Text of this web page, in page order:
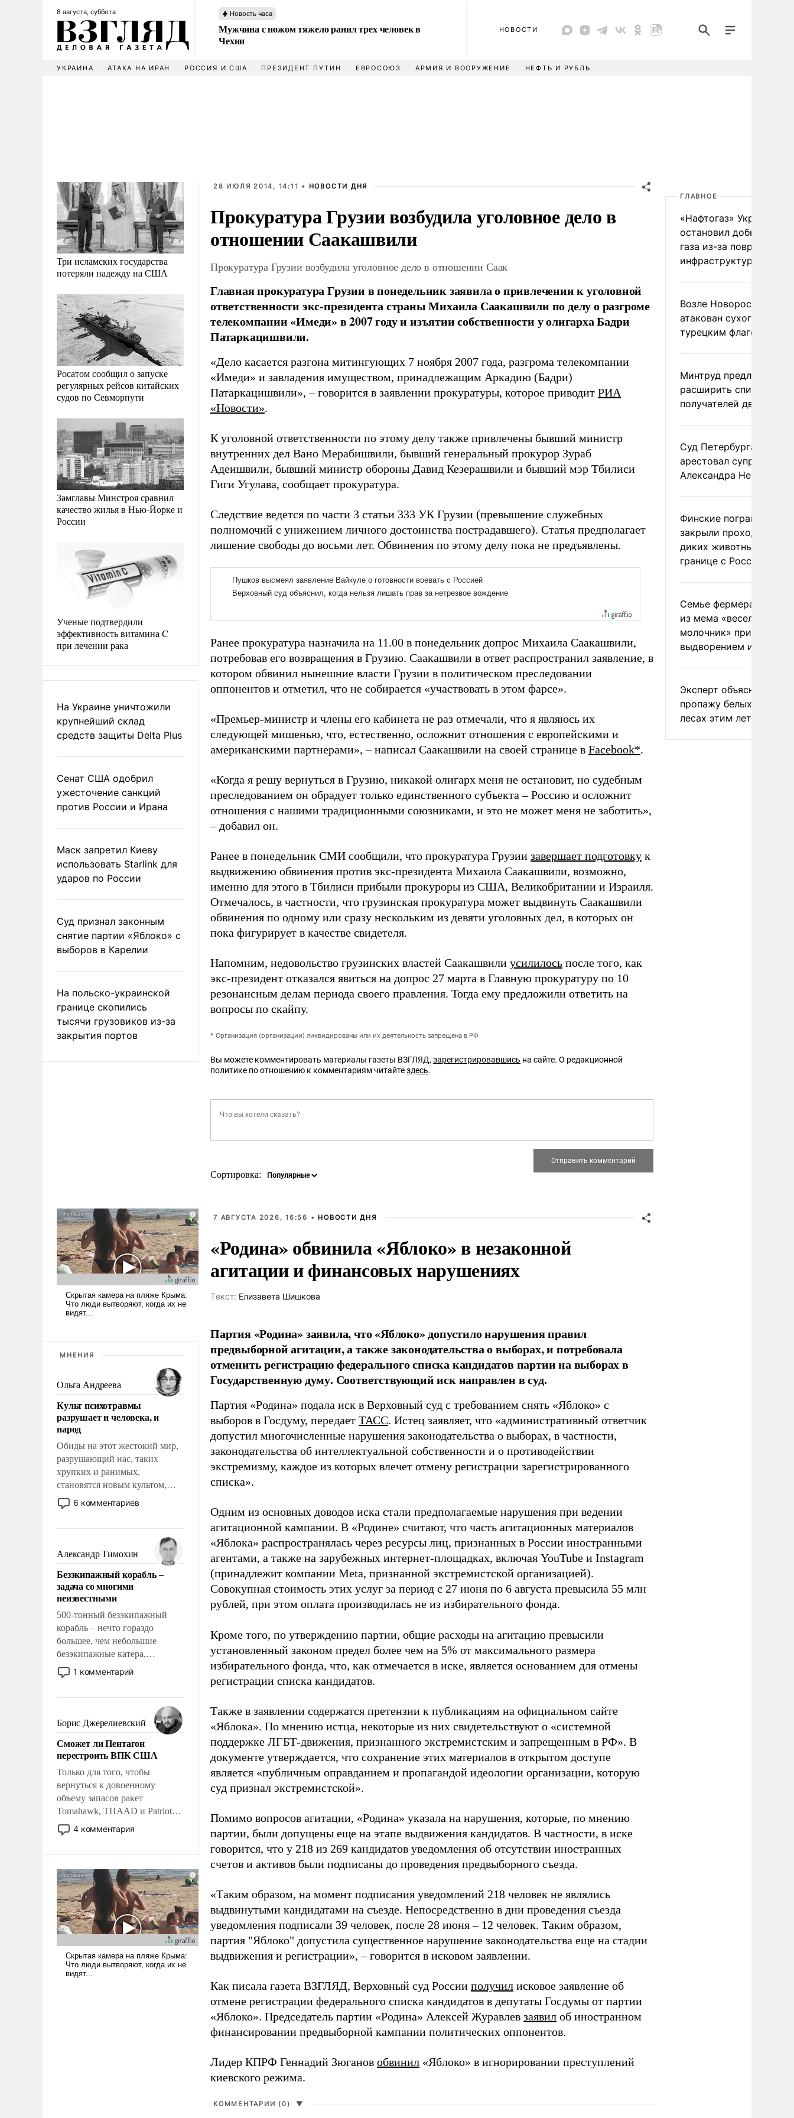
8 августа, суббота Новость часа
Мужчина с ножом тяжело ранил трех человек в
Чехии
НОВОСТИ
УКРАИНА АТАКА НА ИРАН РОССИЯ И США ПРЕЗИДЕНТ ПУТИН ЕВРОСОЮЗ АРМИЯ И ВООРУЖЕНИЕ НЕФТЬ И РУБЛЬ
Три исламских государства
потеряли надежду на США
Росатом сообщил о запуске
регулярных рейсов китайских
судов по Севморпути
Замглавы Минстроя сравнил
качество жилья в Нью-Йорке и
России
Ученые подтвердили
эффективность витамина C
при лечении рака
На Украине уничтожили
крупнейший склад
средств защиты Delta Plus
Сенат США одобрил
ужесточение санкций
против России и Ирана
Маск запретил Киеву
использовать Starlink для
ударов по России
Суд признал законным
снятие партии «Яблоко» с
выборов в Карелии
На польско-украинской
границе скопились
тысячи грузовиков из-за
закрытия портов
МНЕНИЯ
Ольга Андреева
Культ психотравмы
разрушает и человека, и
народ
Обиды на этот жестокий мир,
разрушающий нас, таких
хрупких и ранимых,
становятся новым культом,
постепенно вытесняя и
отменяя традиционное
мужественным и твердым под
ударами судьбы, брать на себя
ответственность, помогать
слабым, идти вперед и
адаптироваться.
6 комментариев
Александр Тимохин
Безэкипажный корабль –
задача со многими
неизвестными
500-тонный безэкипажный
корабль – нечто гораздо
большее, чем небольшие
безэкипажные катера,
применение которых уже
стало обыденностью. Задача по
сложна и амбициозна. Однако
и ее реализация радикально
поднимет наши боевые
возможности.
1 комментарий
Борис Джерелиевский
Сможет ли Пентагон
перестроить ВПК США
Только для того, чтобы
вернуться к довоенному
объему запасов ракет
Tomahawk, THAAD и Patriot
США потребуется более трех
лет. Даже небольшая война с
Сложившаяся ситуация
означает многолетний период
уязвимости США, например,
перед Китаем.
4 комментария
28 ИЮЛЯ 2014, 14:11 • НОВОСТИ ДНЯ
Прокуратура Грузии возбудила уголовное дело в
отношении Саакашвили
Прокуратура Грузии возбудила уголовное дело в отношении Саак
Главная прокуратура Грузии в понедельник заявила о привлечении к уголовной
ответственности экс-президента страны Михаила Саакашвили по делу о разгроме
телекомпании «Имеди» в 2007 году и изъятии собственности у олигарха Бадри
Патаркацишвили.
«Дело касается разгона митингующих 7 ноября 2007 года, разгрома телекомпании
«Имеди» и завладения имуществом, принадлежащим Аркадию (Бадри)
Патаркацишвили», – говорится в заявлении прокуратуры, которое приводит РИА
«Новости».
К уголовной ответственности по этому делу также привлечены бывший министр
внутренних дел Вано Мерабишвили, бывший генеральный прокурор Зураб
Адеишвили, бывший министр обороны Давид Кезерашвили и бывший мэр Тбилиси
Гиги Угулава, сообщает прокуратура.
Следствие ведется по части 3 статьи 333 УК Грузии (превышение служебных
полномочий с унижением личного достоинства пострадавшего). Статья предполагает
лишение свободы до восьми лет. Обвинения по этому делу пока не предъявлены.
Ранее прокуратура назначила на 11.00 в понедельник допрос Михаила Саакашвили,
потребовав его возвращения в Грузию. Саакашвили в ответ распространил заявление, в
котором обвинил нынешние власти Грузии в политическом преследовании
оппонентов и отметил, что не собирается «участвовать в этом фарсе».
«Премьер-министр и члены его кабинета не раз отмечали, что я являюсь их
следующей мишенью, что, естественно, осложнит отношения с европейскими и
американскими партнерами», – написал Саакашвили на своей странице в Facebook*.
«Когда я решу вернуться в Грузию, никакой олигарх меня не остановит, но судебным
преследованием он обрадует только единственного субъекта – Россию и осложнит
отношения с нашими традиционными союзниками, и это не может меня не заботить»,
– добавил он.
Ранее в понедельник СМИ сообщили, что прокуратура Грузии завершает подготовку к
выдвижению обвинения против экс-президента Михаила Саакашвили, возможно,
именно для этого в Тбилиси прибыли прокуроры из США, Великобритании и Израиля.
Отмечалось, в частности, что грузинская прокуратура может выдвинуть Саакашвили
обвинения по одному или сразу нескольким из девяти уголовных дел, в которых он
пока фигурирует в качестве свидетеля.
Напомним, недовольство грузинских властей Саакашвили усилилось после того, как
экс-президент отказался явиться на допрос 27 марта в Главную прокуратуру по 10
резонансным делам периода своего правления. Тогда ему предложили ответить на
вопросы по скайпу.
* Организация (организации) ликвидированы или их деятельность запрещена в РФ
Вы можете комментировать материалы газеты ВЗГЛЯД, зарегистрировавшись на сайте. О редакционной
политике по отношению к комментариям читайтездесь.
Сортировка:
7 АВГУСТА 2026, 16:56 • НОВОСТИ ДНЯ
«Родина» обвинила «Яблоко» в незаконной
агитации и финансовых нарушениях
Tекст: Елизавета Шишкова
Партия «Родина» заявила, что «Яблоко» допустило нарушения правил
предвыборной агитации, а также законодательства о выборах, и потребовала
отменить регистрацию федерального списка кандидатов партии на выборах в
Государственную думу. Соответствующий иск направлен в суд.
Партия «Родина» подала иск в Верховный суд с требованием снять «Яблоко» с
выборов в Госдуму, передает ТАСС. Истец заявляет, что «административный ответчик
допустил многочисленные нарушения законодательства о выборах, в частности,
законодательства об интеллектуальной собственности и о противодействии
экстремизму, каждое из которых влечет отмену регистрации зарегистрированного
списка».
Одним из основных доводов иска стали предполагаемые нарушения при ведении
агитационной кампании. В «Родине» считают, что часть агитационных материалов
«Яблока» распространялась через ресурсы лиц, признанных в России иностранными
агентами, а также на зарубежных интернет-площадках, включая YouTube и Instagram
(принадлежит компании Meta, признанной экстремистской организацией).
Совокупная стоимость этих услуг за период с 27 июня по 6 августа превысила 55 млн
рублей, при этом оплата производилась не из избирательного фонда.
Кроме того, по утверждению партии, общие расходы на агитацию превысили
установленный законом предел более чем на 5% от максимального размера
избирательного фонда, что, как отмечается в иске, является основанием для отмены
регистрации списка кандидатов.
Также в заявлении содержатся претензии к публикациям на официальном сайте
«Яблока». По мнению истца, некоторые из них свидетельствуют о «системной
поддержке ЛГБТ-движения, признанного экстремистским и запрещенным в РФ». В
документе утверждается, что сохранение этих материалов в открытом доступе
является «публичным оправданием и пропагандой идеологии организации, которую
суд признал экстремистской».
Помимо вопросов агитации, «Родина» указала на нарушения, которые, по мнению
партии, были допущены еще на этапе выдвижения кандидатов. В частности, в иске
говорится, что у 218 из 269 кандидатов уведомления об отсутствии иностранных
счетов и активов были подписаны до проведения предвыборного съезда.
«Таким образом, на момент подписания уведомлений 218 человек не являлись
выдвинутыми кандидатами на съезде. Непосредственно в дни проведения съезда
уведомления подписали 39 человек, после 28 июня – 12 человек. Таким образом,
партия "Яблоко" допустила существенное нарушение законодательства еще на стадии
выдвижения и регистрации», – говорится в исковом заявлении.
Как писала газета ВЗГЛЯД, Верховный суд России получил исковое заявление об
отмене регистрации федерального списка кандидатов в депутаты Госдумы от партии
«Яблоко». Председатель партии «Родина» Алексей Журавлев заявил об иностранном
финансировании предвыборной кампании политических оппонентов.
Лидер КПРФ Геннадий Зюганов обвинил «Яблоко» в игнорировании преступлений
киевского режима.
КОММЕНТАРИИ (0) ▼
ГЛАВНОЕ
«Нафтогаз» Украины
остановил добычу
газа из-за повреждения
инфраструктуры
Возле Новороссийска
атакован сухогруз под
турецким флагом
Минтруд предложил
расширить список
получателей двух
Суд Петербурга заочно
арестовал супругу
Александра Невзорова
Финские пограничники
закрыли проходы для
диких животных на
границе с Россией
Семье фермера
из мема «веселый
молочник» пригрозили
выдворением из
Эксперт объяснил
пропажу белых грибов
лесах этим летом